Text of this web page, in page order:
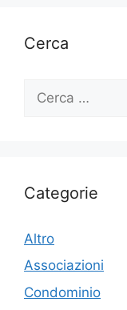
Cerca
per:
Categorie
Altro
Associazioni
Condominio